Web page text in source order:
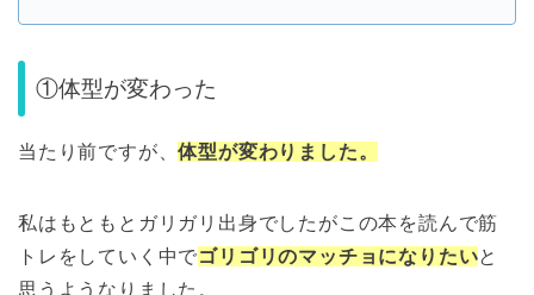
①体型が変わった
当たり前ですが、体型が変わりました。
私はもともとガリガリ出身でしたがこの本を読んで筋
トレをしていく中でゴリゴリのマッチョになりたいと
思うようなりました。